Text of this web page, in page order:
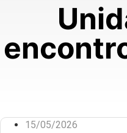
15/05/2026